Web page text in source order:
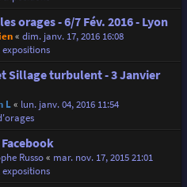
orages - 6/7 Fév. 2016 - Lyon
« dim. janv. 17, 2016 16:08
expositions
Sillage turbulent - 3 Janvier
L« lun. janv. 04, 2016 11:54
Russo« mar. nov. 17, 2015 21:01
expositions